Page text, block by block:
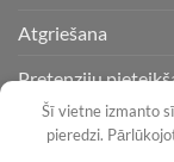
Atgriešana
Pretenziju
Šī vietne izmanto
pieredzi.